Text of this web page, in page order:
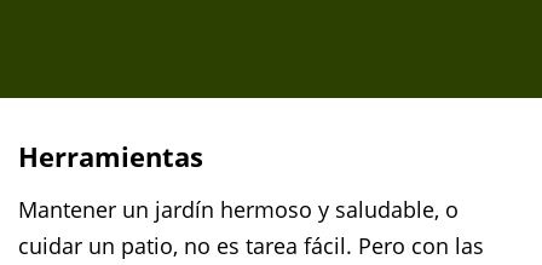
Herramientas
Mantener un jardín hermoso y saludable, o
cuidar un patio, no es tarea fácil. Pero con las